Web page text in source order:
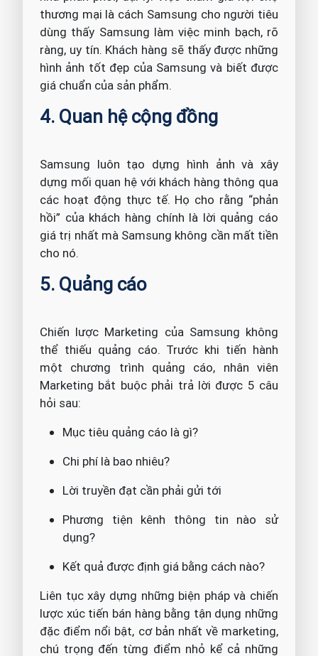
thương mại là cách Samsung cho người tiêu
dùng thấy Samsung làm việc minh bạch, rõ
ràng, uy tín. Khách hàng sẽ thấy được những
hình ảnh tốt đẹp của Samsung và biết được
giá chuẩn của sản phẩm.
4. Quan hệ cộng đồng
Samsung luôn tạo dựng hình ảnh và xây
dựng mối quan hệ với khách hàng thông qua
các hoạt động thực tế. Họ cho rằng “phản
hồi” của khách hàng chính là lời quảng cáo
giá trị nhất mà Samsung không cần mất tiền
cho nó.
5. Quảng cáo
Chiến lược Marketing của Samsung không
thể thiếu quảng cáo. Trước khi tiến hành
một chương trình quảng cáo, nhân viên
Marketing bắt buộc phải trả lời được 5 câu
hỏi sau:
Mục tiêu quảng cáo là gì?
Chi phí là bao nhiêu?
Lời truyền đạt cần phải gửi tới
Phương tiện kênh thông tin nào sử
dụng?
Kết quả được định giá bằng cách nào?
Liên tục xây dựng những biện pháp và chiến
lược xúc tiến bán hàng bằng tận dụng những
đặc điểm nổi bật, cơ bản nhất về marketing,
chú trọng đến từng điểm nhỏ kể cả những